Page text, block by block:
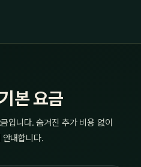
본 요금
입니다. 숨겨진 추가 비용 없이
안내합니다.